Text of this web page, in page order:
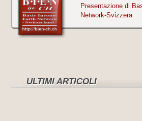
Presentazione di
Network-Svizzera
ULTIMI ARTICOLI